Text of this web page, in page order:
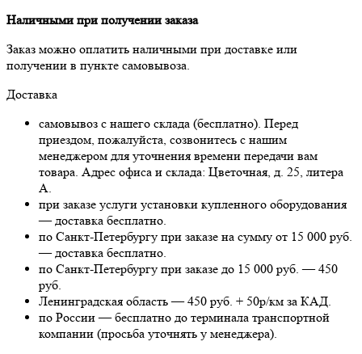
Наличными при получении заказа
Заказ можно оплатить наличными при доставке или
получении в пункте самовывоза.
Доставка
самовывоз с нашего склада (бесплатно). Перед
приездом, пожалуйста, созвонитесь с нашим
менеджером для уточнения времени передачи вам
товара. Адрес офиса и склада: Цветочная, д. 25, литера
А.
при заказе услуги установки купленного оборудования
— доставка бесплатно.
по Санкт-Петербургу при заказе на сумму от 15 000 руб.
— доставка бесплатно.
по Санкт-Петербургу при заказе до 15 000 руб. — 450
руб.
Ленинградская область — 450 руб. + 50р/км за КАД.
по России — бесплатно до терминала транспортной
компании (просьба уточнять у менеджера).